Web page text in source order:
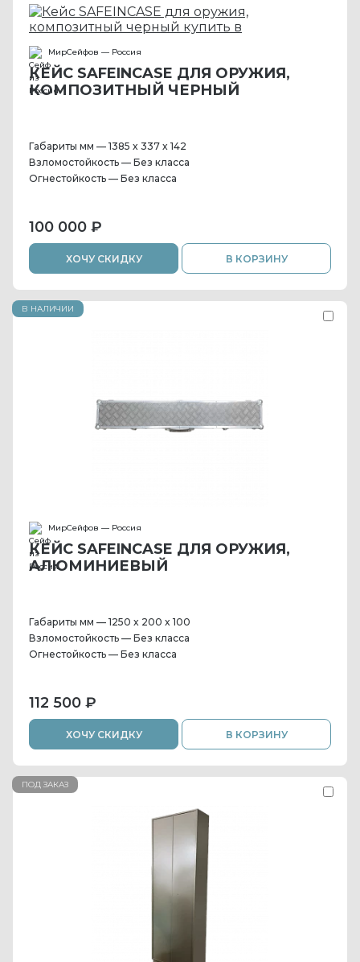
МирСейфов — Россия
КЕЙС SAFEINCASE ДЛЯ ОРУЖИЯ,
КОМПОЗИТНЫЙ ЧЕРНЫЙ
Габариты мм — 1385 x 337 x 142
Взломостойкость — Без класса
Огнестойкость — Без класса
100 000 ₽
ХОЧУ СКИДКУ В КОРЗИНУ
В НАЛИЧИИ
МирСейфов — Россия
КЕЙС SAFEINCASE ДЛЯ ОРУЖИЯ,
АЛЮМИНИЕВЫЙ
Габариты мм — 1250 x 200 x 100
Взломостойкость — Без класса
Огнестойкость — Без класса
112 500 ₽
ХОЧУ СКИДКУ В КОРЗИНУ
ПОД ЗАКАЗ